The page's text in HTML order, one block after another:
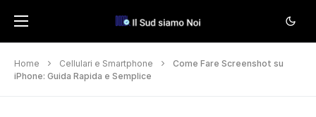
Home Cellulari e Smartphone
Come Fare Screenshot su
iPhone: Guida Rapida e Semplice